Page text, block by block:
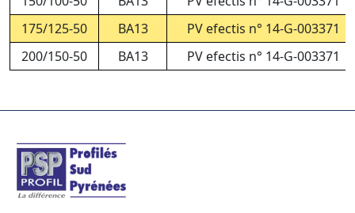
175/125-50
BA13
PV efectis n° 14-G-003371
200/150-50
BA13 PV efectis n° 14-G-003371